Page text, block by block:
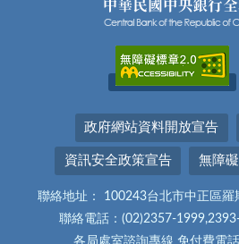
政府網站資料開放宣告
資訊安全政策宣告 無障
聯絡地址： 100243台北市中正區羅
聯絡電話：(02)2357-
各局處室諮詢專線 免付費電